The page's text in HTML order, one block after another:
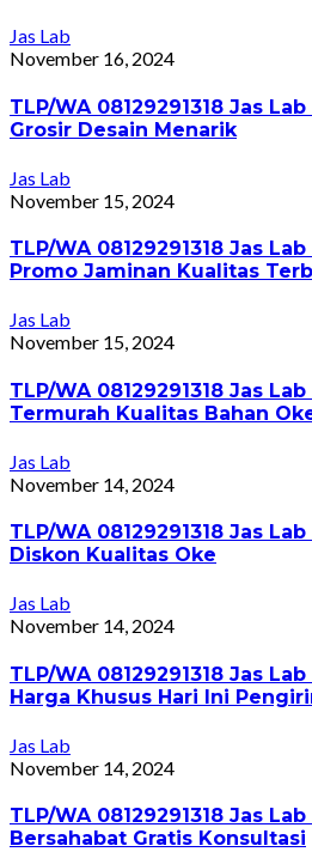
Jas Lab
November 16, 2024
TLP/WA 08129291318 Jas
Grosir Desain Menarik
Jas Lab
November 15, 2024
TLP/WA 08129291318 Jas
Promo Jaminan Kualitas
Jas Lab
November 15, 2024
TLP/WA 08129291318 Jas
Termurah Kualitas Bahan
Jas Lab
November 14, 2024
TLP/WA 08129291318 Jas
Diskon Kualitas Oke
Jas Lab
November 14, 2024
TLP/WA 08129291318 Jas
Harga Khusus Hari Ini
Jas Lab
November 14, 2024
TLP/WA 08129291318 Jas
Bersahabat Gratis Konsultasi